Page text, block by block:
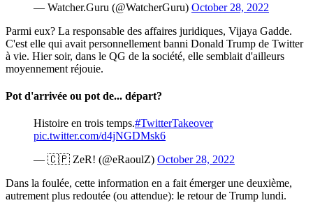
— Watcher.Guru (@WatcherGuru) October 28, 2022
Parmi eux? La responsable des affaires juridiques, Vijaya Gadde.
C'est elle qui avait personnellement banni Donald Trump de Twitter
à vie. Hier soir, dans le QG de la société, elle semblait d'ailleurs
moyennement réjouie.
Pot d'arrivée ou pot de... départ?
Histoire en trois temps.#TwitterTakeover
pic.twitter.com/d4jNGDMsk6
— 🇨🇵 ZeR! (@eRaoulZ) October 28, 2022
Dans la foulée, cette information en a fait émerger une deuxième,
autrement plus redoutée (ou attendue): le retour de Trump lundi.